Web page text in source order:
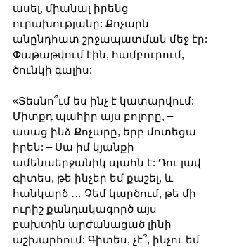
ասել, միանալ իրենց
ուրախությանը: Քոչարն
անընդհատ շրջապատման մեջ էր:
Փաթաթվում էին, համբուրում,
ծունկի գալիս:
«Տեսնո՞ւմ ես ինչ է կատարվում:
Միտքդ պահիր այս բոլորը, –
ասաց ինձ Քոչարը, երբ մոտեցա
իրեն: – Սա իմ կյանքի
ամենաերջանիկ պահն է: Դու լավ
գիտես, թե ինչեր եմ քաշել, և
հանկարծ … Չեմ կարծում, թե մի
ուրիշ քանդակագործ այս
բախտին արժանացած լինի
աշխարհում: Գիտես, չէ՞, ինչու եմ